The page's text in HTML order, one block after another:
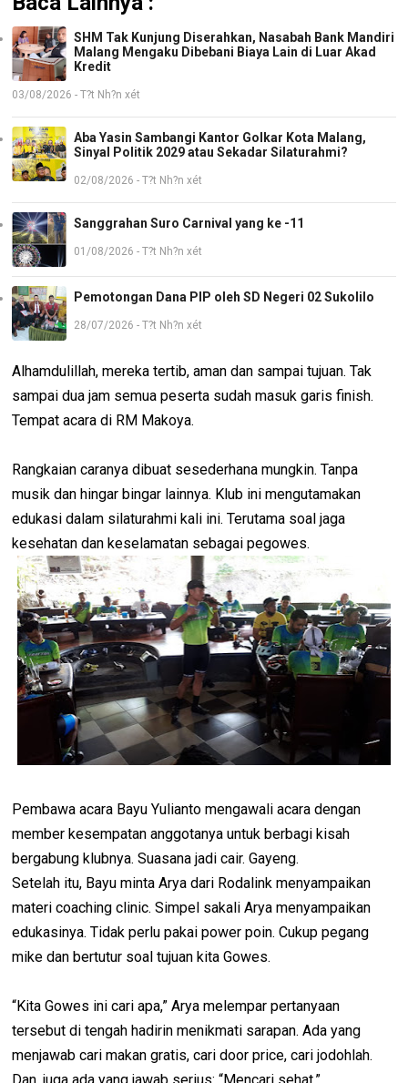
SHM Tak Kunjung Diserahkan, Nasabah Bank Mandiri
Malang Mengaku Dibebani Biaya Lain di Luar Akad
Kredit
03/08/2026 - T?t Nh?n xét
Aba Yasin Sambangi Kantor Golkar Kota Malang,
Sinyal Politik 2029 atau Sekadar Silaturahmi?
02/08/2026 - T?t Nh?n xét
Sanggrahan Suro Carnival yang ke -11
01/08/2026 - T?t Nh?n xét
Pemotongan Dana PIP oleh SD Negeri 02 Sukolilo
28/07/2026 - T?t Nh?n xét
Alhamdulillah, mereka tertib, aman dan sampai tujuan. Tak
sampai dua jam semua peserta sudah masuk garis finish.
Tempat acara di RM Makoya.
Rangkaian caranya dibuat sesederhana mungkin. Tanpa
musik dan hingar bingar lainnya. Klub ini mengutamakan
edukasi dalam silaturahmi kali ini. Terutama soal jaga
kesehatan dan keselamatan sebagai pegowes.
Pembawa acara Bayu Yulianto mengawali acara dengan
member kesempatan anggotanya untuk berbagi kisah
bergabung klubnya. Suasana jadi cair. Gayeng.
Setelah itu, Bayu minta Arya dari Rodalink menyampaikan
materi coaching clinic. Simpel sakali Arya menyampaikan
edukasinya. Tidak perlu pakai power poin. Cukup pegang
mike dan bertutur soal tujuan kita Gowes.
“Kita Gowes ini cari apa,” Arya melempar pertanyaan
tersebut di tengah hadirin menikmati sarapan. Ada yang
menjawab cari makan gratis, cari door price, cari jodohlah.